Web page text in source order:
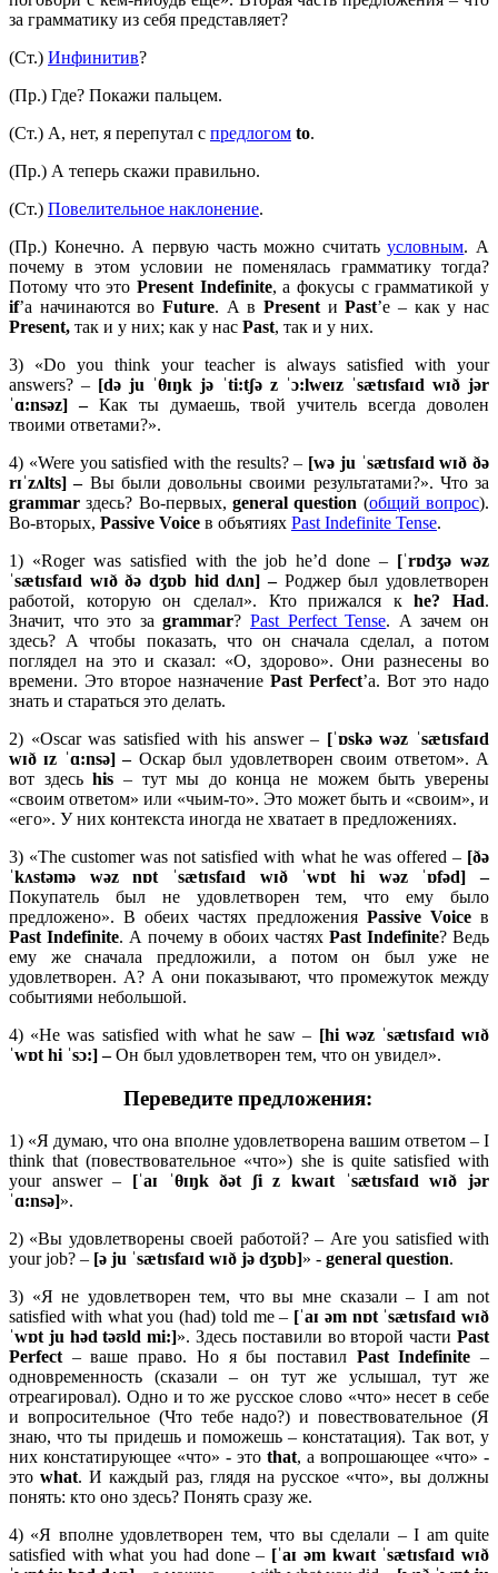
за грамматику из себя представляет?
(Ст.) Инфинитив?
(Пр.) Где? Покажи пальцем.
(Ст.) А, нет, я перепутал с предлогом to.
(Пр.) А теперь скажи правильно.
(Ст.) Повелительное наклонение.
(Пр.) Конечно. А первую часть можно считатьусловным. А
почему в этом условии не поменялась грамматику тогда?
Потому что это Present Indefinite, а фокусы с грамматикой у
if’а начинаются во Future. А в Present иPast’е – как у нас
Present, так и у них; как у нас Past, так и у них.
3) «Do you think your teacher is always satisfied with your
answers? – [dəju ˈθɪŋkjə ˈti:tʃə z ˈɔ:lweɪz ˈsætɪsfaɪd wɪðjər
ˈɑ:nsəz] –Как ты думаешь, твой учитель всегда доволен
твоими ответами?».
4) «Were you satisfied with the results? – [wə ju ˈsætɪsfaɪd wɪð ðə
rɪˈzʌlts] –Вы были довольны своими результатами?». Что за
grammarздесь? Во-первых,general question (общий вопрос).
Во-вторых, Passive Voice в объятиях Past Indefinite Tense.
1) «Roger was satisfied with the job he’d done – [ˈrɒdʒə wəz
ˈsætɪsfaɪd wɪð ðə dʒɒb hid dʌn] – Роджер был удовлетворен
работой, которую он сделал». Кто прижался кhe? Had.
Значит, что это заgrammar?Past Perfect Tense. А зачем он
здесь? А чтобы показать, что он сначала сделал, а потом
поглядел на это и сказал: «О, здорово». Они разнесены во
времени. Это второе назначение Past Perfect’а. Вот это надо
знать и стараться это делать.
2) «Oscar was satisfied with his answer – [ˈɒskəwəz ˈsætɪsfaɪd
wɪð ɪz ˈɑ:nsə] –Оскар был удовлетворен своим ответом». А
вот здесьhis – тут мы до конца не можем быть уверены
«своим ответом» или «чьим-то». Это может быть и «своим», и
«его». У них контекста иногда не хватает в предложениях.
3) «The customer was not satisfied with what he was offered –[ðə
ˈkʌstəmə wəz nɒt ˈsætɪsfaɪd wɪð ˈwɒt hi wəz ˈɒfəd] –
Покупатель был не удовлетворен тем, что ему было
предложено». В обеих частях предложения Passive Voiceв
Past Indefinite. А почему в обоих частях Past Indefinite? Ведь
ему же сначала предложили, а потом он был уже не
удовлетворен. А? А они показывают, что промежуток между
событиями небольшой.
4) «He was satisfied with what he saw – [hi wəz ˈsætɪsfaɪd wɪð
ˈwɒt hi ˈsɔ:] –Он был удовлетворен тем, что он увидел».
Переведите предложения:
1) «Я думаю, что она вполне удовлетворена вашим ответом – I
think that (повествовательное «что») she is quite satisfied with
your answer – [ˈaɪ ˈθɪŋk ðət ʃi z kwaɪt ˈsætɪsfaɪd wɪð jər
ˈɑ:nsə]».
2) «Вы удовлетворены своей работой? – Are you satisfied with
your job? – [ə ju ˈsætɪsfaɪd wɪð jə dʒɒb]» - general question.
3) «Я не удовлетворен тем, что вы мне сказали – I am not
satisfied with what you (had) told me – [ˈaɪ əm nɒt ˈsætɪsfaɪd wɪð
ˈwɒt ju hədtəʊldmi:]». Здесь поставили во второй частиPast
Perfect – ваше право. Но я бы поставил PastIndefinite –
одновременность (сказали – он тут же услышал, тут же
отреагировал). Одно и то же русское слово «что» несет в себе
и вопросительное (Что тебе надо?) и повествовательное (Я
знаю, что ты придешь и поможешь – констатация). Так вот, у
них констатирующее «что» - это that, а вопрошающее «что» -
это what. И каждый раз, глядя на русское «что», вы должны
понять: кто оно здесь? Понять сразу же.
4) «Я вполне удовлетворен тем, что вы сделали – I am quite
satisfied with what you had done – [ˈaɪ əm kwaɪt ˈsætɪsfaɪdwɪð